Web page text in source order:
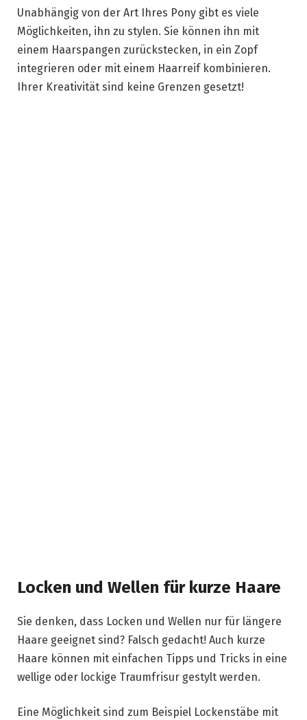
Unabhängig von der Art Ihres Pony gibt es viele
Möglichkeiten, ihn zu stylen. Sie können ihn mit
einem Haarspangen zurückstecken, in ein Zopf
integrieren oder mit einem Haarreif kombinieren.
Ihrer Kreativität sind keine Grenzen gesetzt!
Locken und Wellen für kurze Haare
Sie denken, dass Locken und Wellen nur für längere
Haare geeignet sind? Falsch gedacht! Auch kurze
Haare können mit einfachen Tipps und Tricks in eine
wellige oder lockige Traumfrisur gestylt werden.
Eine Möglichkeit sind zum Beispiel Lockenstäbe mit